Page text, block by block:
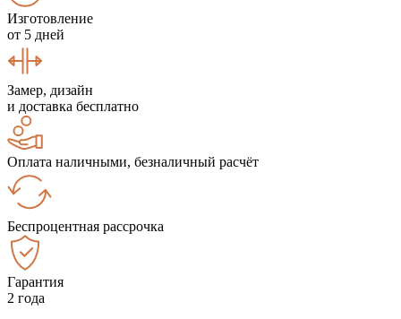
Изготовление
от 5 дней
Замер, дизайн
и доставка бесплатно
Оплата наличными, безналичный расчёт
Беспроцентная рассрочка
Гарантия
2 года